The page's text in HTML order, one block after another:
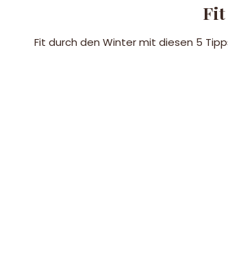
Fit
Fit durch den Winter mit diesen 5